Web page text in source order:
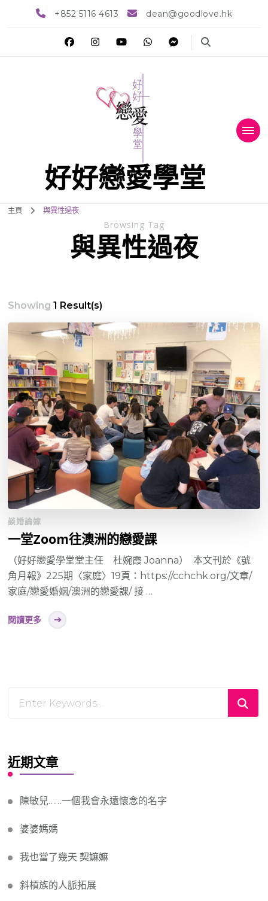
+852 5116 4613 dean@goodlove.hk
好好戀愛學堂
主頁 與異性過夜
Browsing Tag
與異性過夜
Showing1 Result(s)
談婚論嫁
一堂Zoom往澳洲的戀愛課
（好好戀愛學堂堂主任 杜婉霞 Joanna） 本文刊於《號
角月報》225期〈家庭〉19頁：https://cchchk.org/文章/
家庭/戀愛婚姻/澳洲的戀愛課/ 接 …
閱讀更多
for
近期文章
陳敏兒……一個我會永遠懷念的名字
婆婆媽媽
我也當了幾天 契嫲嫲
斜槓族的人脈拓展